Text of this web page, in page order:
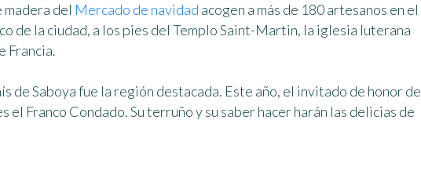
madera del Mercado de navidad acogen a más de 180 artesanos en el
de la ciudad, a los pies del Templo Saint-Martin, la iglesia luterana
Francia.
de Saboya fue la región destacada. Este año, el invitado de honor de
el Franco Condado. Su terruño y su saber hacer harán las delicias de